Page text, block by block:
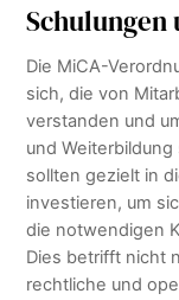
Die MiCA-
sich, die von
verstanden und
und
sollten gezielt in
investieren, um
die notwendigen
Dies betrifft nicht
rechtliche und